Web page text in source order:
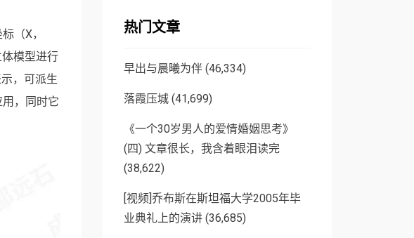
（X，
模型进行
，可派生
，同时它
热门文章
早出与晨曦为伴 (46,334)
落霞压城 (41,699)
《一个30岁男人的爱情婚姻思考》
(四) 文章很长，我含着眼泪读完
(38,622)
[视频]乔布斯在斯坦福大学2005年毕
业典礼上的演讲 (36,685)